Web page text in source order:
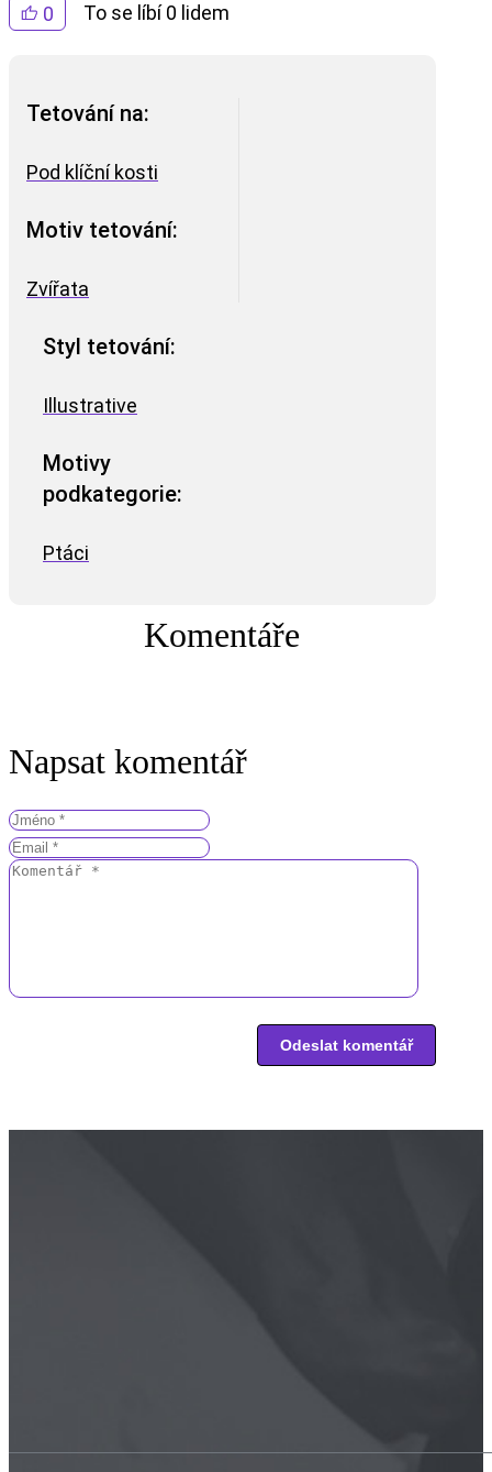
0 To se líbí 0 lidem
Tetování na:
Pod klíční kosti
Motiv tetování:
Zvířata
Styl tetování:
Illustrative
Motivy
podkategorie:
Ptáci
Komentáře
Napsat komentář